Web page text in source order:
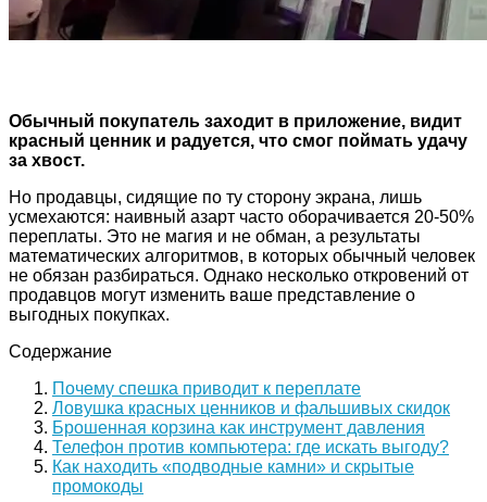
Обычный покупатель заходит в приложение, видит
красный ценник и радуется, что смог поймать удачу
за хвост.
Но продавцы, сидящие по ту сторону экрана, лишь
усмехаются: наивный азарт часто оборачивается 20-50%
переплаты. Это не магия и не обман, а результаты
математических алгоритмов, в которых обычный человек
не обязан разбираться. Однако несколько откровений от
продавцов могут изменить ваше представление о
выгодных покупках.
Содержание
Почему спешка приводит к переплате
Ловушка красных ценников и фальшивых скидок
Брошенная корзина как инструмент давления
Телефон против компьютера: где искать выгоду?
Как находить «подводные камни» и скрытые
промокоды